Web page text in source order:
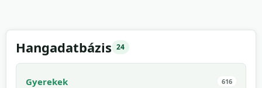
Hangadatbázis 24
Gyerekek 616